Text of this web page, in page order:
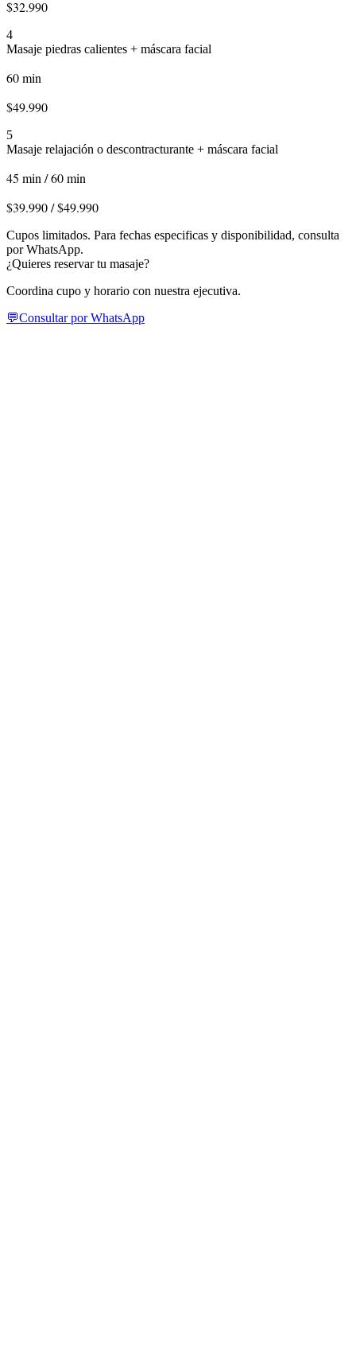
$32.990
4
Masaje piedras calientes + máscara facial
60 min
$49.990
5
Masaje relajación o descontracturante + máscara facial
45 min / 60 min
$39.990 / $49.990
Cupos limitados. Para fechas especificas y disponibilidad, consulta
por WhatsApp.
¿Quieres reservar tu masaje?
Coordina cupo y horario con nuestra ejecutiva.
💬Consultar por WhatsApp